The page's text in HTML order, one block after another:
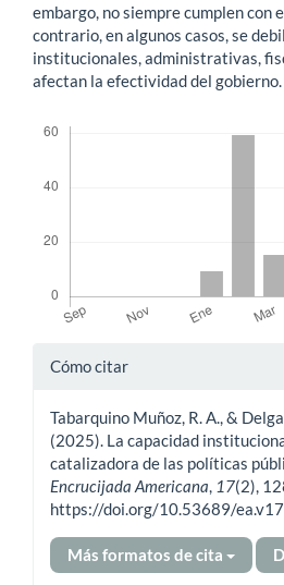
embargo, no siempre cumplen con
contrario, en algunos casos, se
institucionales, administrativas,
afectan la efectividad del gobierno.
Detalles
artículo
Cómo citar
Tabarquino Muñoz, R. A., &
(2025). La capacidad
catalizadora de las políticas
Encrucijada Americana, 17(2),
https://doi.org/10.53689/
Más formatos de cita